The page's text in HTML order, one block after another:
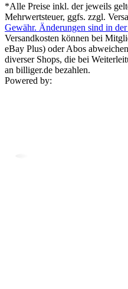
*Alle Preise inkl. der jeweils
Mehrwertsteuer, ggfs. zzgl.
Gewähr. Änderungen sind in
Versandkosten können bei
eBay Plus) oder Abos
diverser Shops, die bei
an billiger.de bezahlen.
Powered by: